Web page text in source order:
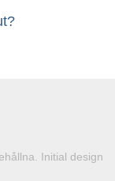
Initial design